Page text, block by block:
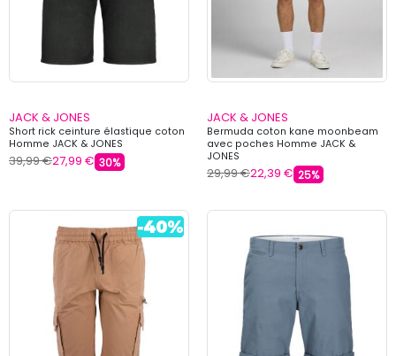
JACK & JONES
Short rick ceinture élastique coton
Homme JACK & JONES
39,99 €27,99 € 30%
JACK & JONES
Bermuda coton kane moonbeam
avec poches Homme JACK &
JONES
29,99 €22,39 € 25%